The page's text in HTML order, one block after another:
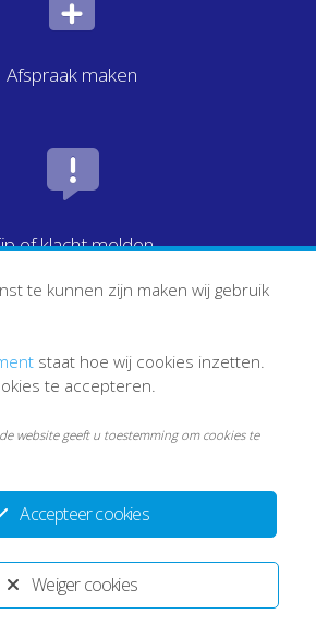
Afspraak maken
of klacht melden
Disclaimer
Weiger cookies
Accepteer cookies
te kunnen zijn maken wij gebruik
staat hoe wij cookies inzetten.
te accepteren.
website geeft u toestemming om cookies te